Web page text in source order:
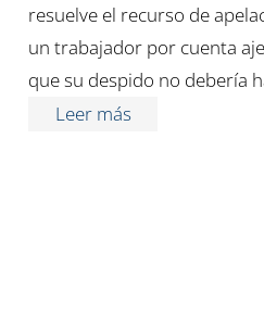
resuelve el recurso de
un trabajador por cuenta
que su despido no debería
Leer más